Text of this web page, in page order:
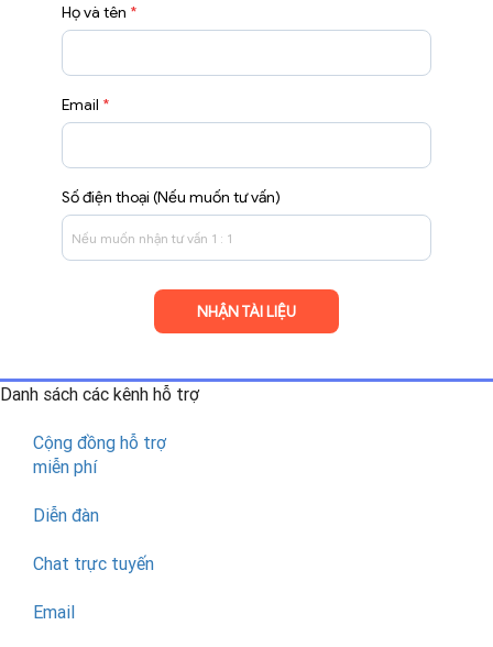
Họ và tên *
Email *
Số điện thoại (Nếu muốn tư vấn)
Danh sách các kênh hỗ trợ
Cộng đồng hỗ trợ
miễn phí
Diễn đàn
Chat trực tuyến
Email